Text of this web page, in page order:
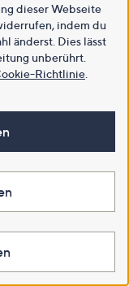
dieser Webseite
indem du
änderst. Dies lässt
unberührt.
Richtlinie